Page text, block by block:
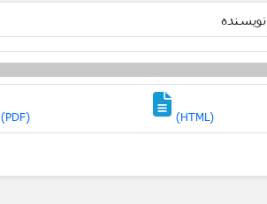
نویسنده
(PDF) (HTML)